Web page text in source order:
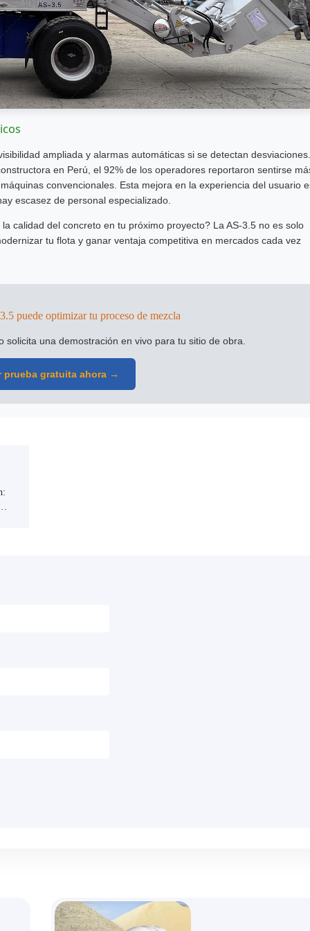
ampliada y alarmas automáticas si se detectan desviaciones.
en Perú, el 92% de los operadores reportaron sentirse
convencionales. Esta mejora en la experiencia del usuario
escasez de personal especializado.
calidad del concreto en tu próximo proyecto? La AS-3.5 no es solo
tu flota y ganar ventaja competitiva en mercados cada vez
puede optimizar tu proceso de mezcla
una demostración en vivo para tu sitio de obra.
prueba gratuita ahora →